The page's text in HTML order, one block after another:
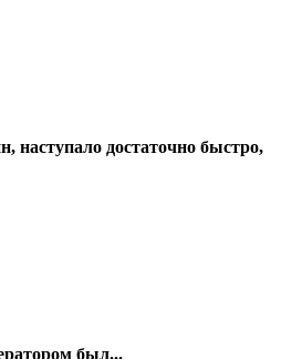
наступало достаточно быстро,
был...